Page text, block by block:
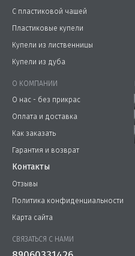
С пластиковой чашей
Пластиковые купели
Купели из лиственницы
Купели из дуба
О КОМПАНИИ
О нас - без прикрас
Оплата и доставка
Как заказать
Гарантия и возврат
Контакты
Отзывы
Политика конфиденциальности
Карта сайта
СВЯЗАТЬСЯ С НАМИ